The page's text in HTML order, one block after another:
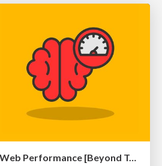
The Psychology of Web Performance [Beyond Tellerrand 2023]